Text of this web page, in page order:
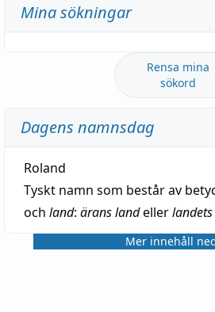
Mina sökningar
Rensa mina
sökord
Dagens namnsdag
Roland
Tyskt namn som består av
och land: ärans landeller
Mer innehåll